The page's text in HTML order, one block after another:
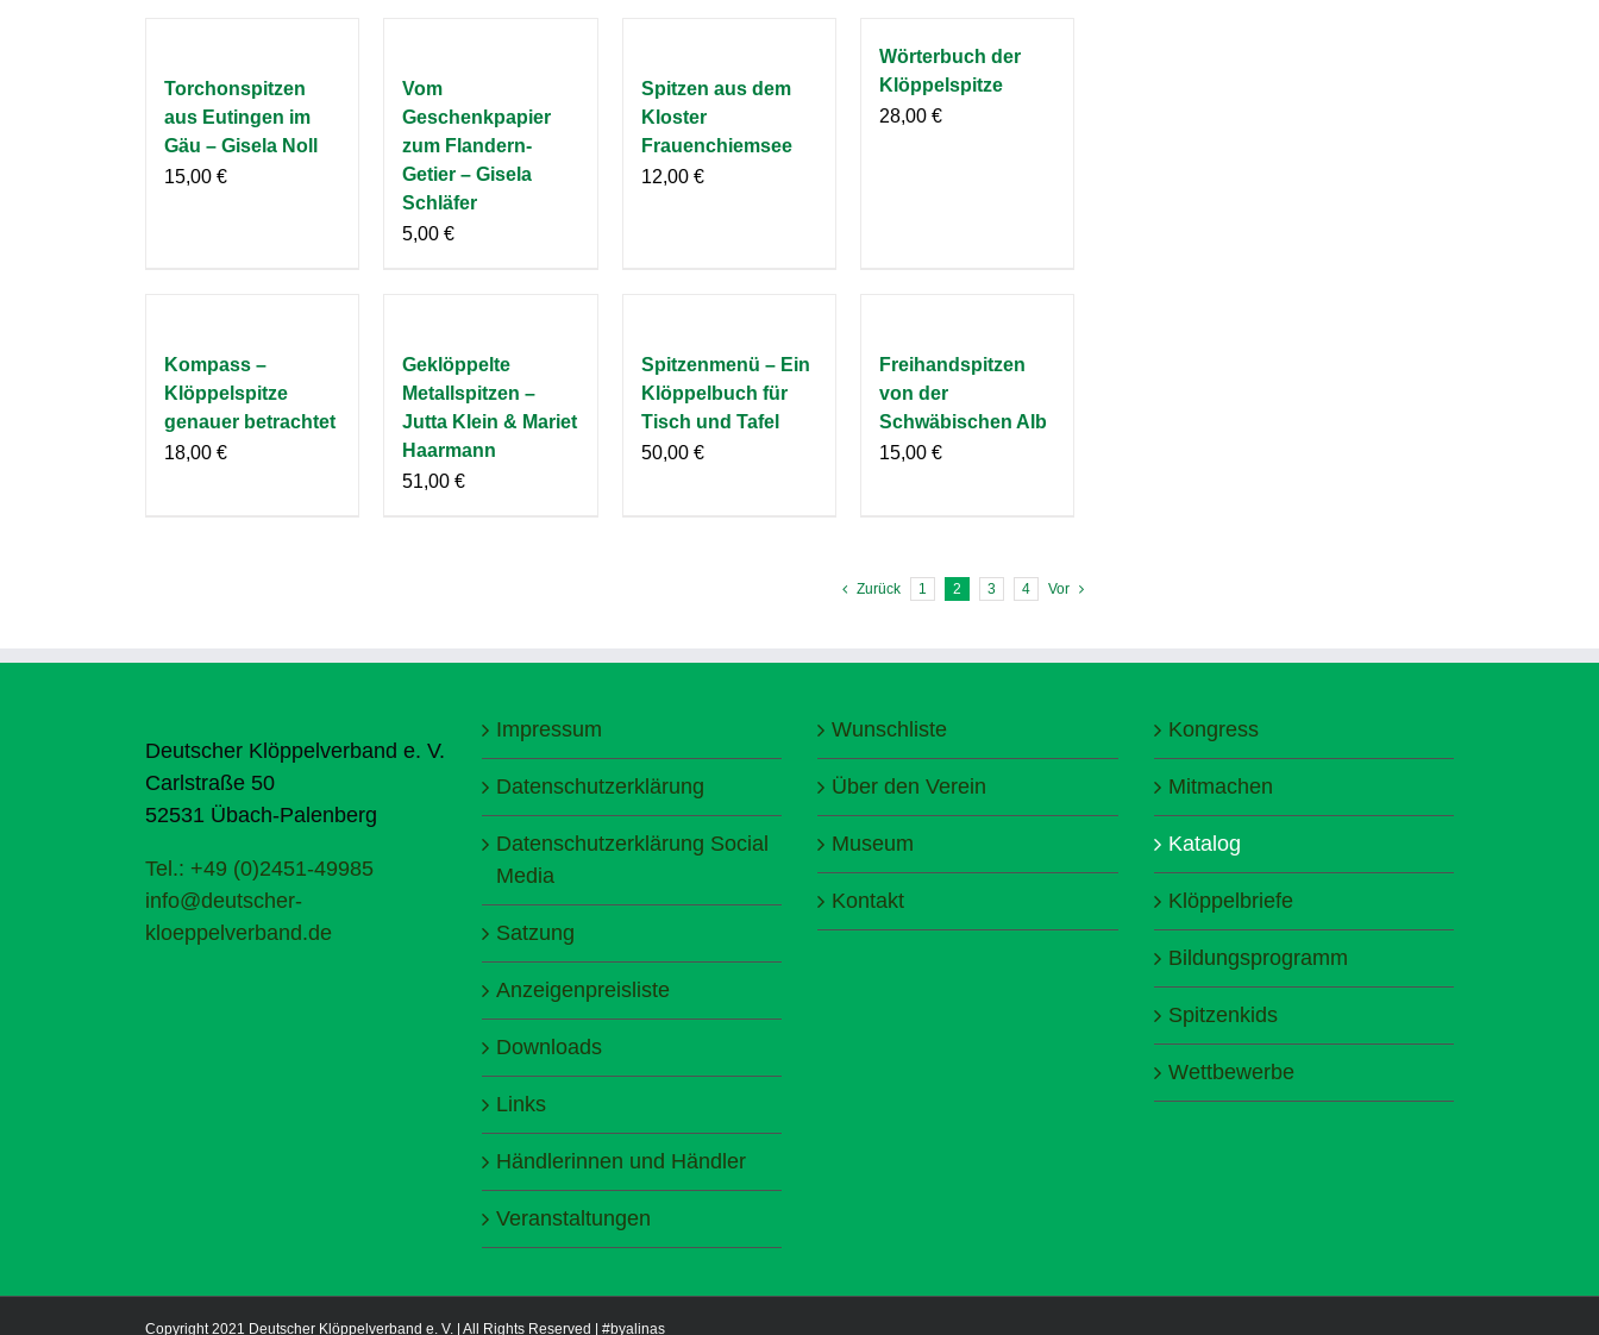
Torchonspitzen
aus Eutingen im
Gäu – Gisela Noll
15,00 €
Vom
Geschenkpapier
zum Flandern-
Getier – Gisela
Schläfer
5,00€
Spitzen aus dem
Kloster
Frauenchiemsee
12,00 €
Wörterbuch der
Klöppelspitze
28,00 €
Kompass –
Klöppelspitze
genauer betrachtet
18,00 €
Geklöppelte
Metallspitzen –
Jutta Klein & Mariet
Haarmann
51,00€
Spitzenmenü – Ein
Klöppelbuch für
Tisch und Tafel
50,00 €
Freihandspitzen
von der
Schwäbischen Alb
15,00 €
Zurück 1 2 3 4 Vor
Deutscher Klöppelverband e. V.
Carlstraße 50
52531 Übach-Palenberg
Tel.: +49 (0)2451-49985
info@deutscher-
kloeppelverband.de
Impressum
Datenschutzerklärung
Datenschutzerklärung Social
Media
Satzung
Anzeigenpreisliste
Downloads
Links
Händlerinnen und Händler
Veranstaltungen
Wunschliste
Über den Verein
Museum
Kontakt
Kongress
Mitmachen
Katalog
Klöppelbriefe
Bildungsprogramm
Spitzenkids
Wettbewerbe
Copyright 2021 Deutscher Klöppelverband e. V. | All Rights Reserved | #byalinas